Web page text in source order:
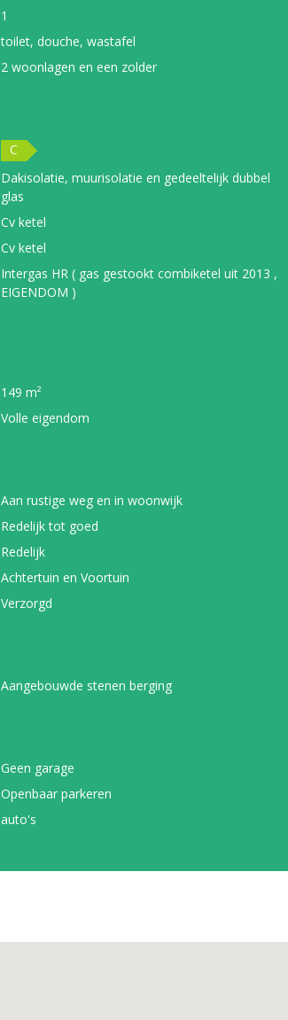
1
toilet, douche, wastafel
2 woonlagen en een zolder
C
Dakisolatie, muurisolatie en gedeeltelijk dubbel
glas
Cv ketel
Cv ketel
Intergas HR ( gas gestookt combiketel uit 2013 ,
EIGENDOM )
149 m²
Volle eigendom
Aan rustige weg en in woonwijk
Redelijk tot goed
Redelijk
Achtertuin en Voortuin
Verzorgd
Aangebouwde stenen berging
Geen garage
Openbaar parkeren
auto's